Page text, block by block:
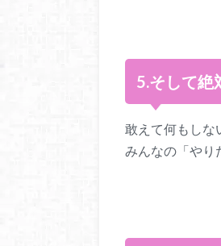
5.そして絶
敢えて何もしな
みんなの「やり